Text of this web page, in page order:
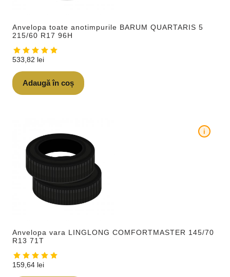
Anvelopa toate anotimpurile BARUM QUARTARIS 5
215/60 R17 96H
533,82 lei
Adaugă în coș
Anvelopa vara LINGLONG COMFORTMASTER 145/70
R13 71T
i
159,64 lei